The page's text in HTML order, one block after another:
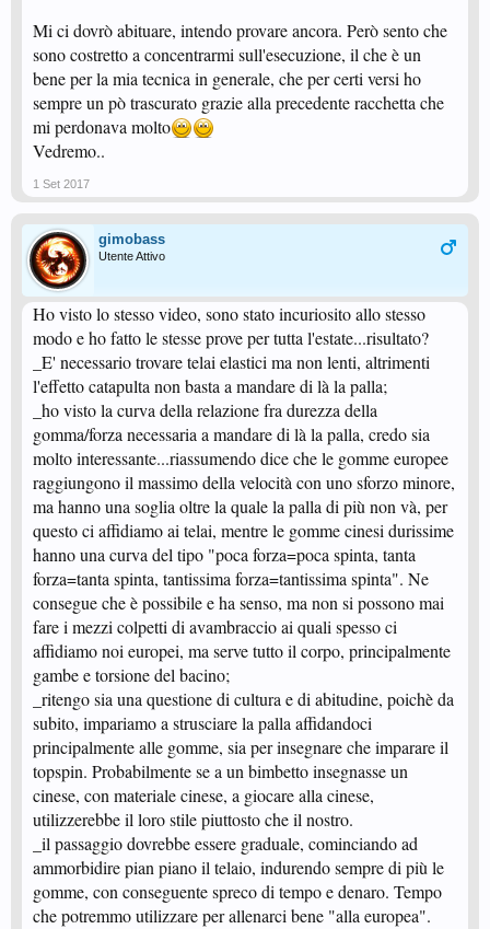
Mi ci dovrò abituare, intendo provare ancora. Però sento che
sono costretto a concentrarmi sull'esecuzione, il che è un
bene per la mia tecnica in generale, che per certi versi ho
sempre un pò trascurato grazie alla precedente racchetta che
mi perdonava molto
Vedremo..
1 Set 2017
gimobass
Utente Attivo
Ho visto lo stesso video, sono stato incuriosito allo stesso
modo e ho fatto le stesse prove per tutta l'estate...risultato?
_E' necessario trovare telai elastici ma non lenti, altrimenti
l'effetto catapulta non basta a mandare di là la palla;
_ho visto la curva della relazione fra durezza della
gomma/forza necessaria a mandare di là la palla, credo sia
molto interessante...riassumendo dice che le gomme europee
raggiungono il massimo della velocità con uno sforzo minore,
ma hanno una soglia oltre la quale la palla di più non và, per
questo ci affidiamo ai telai, mentre le gomme cinesi durissime
hanno una curva del tipo "poca forza=poca spinta, tanta
forza=tanta spinta, tantissima forza=tantissima spinta". Ne
consegue che è possibile e ha senso, ma non si possono mai
fare i mezzi colpetti di avambraccio ai quali spesso ci
affidiamo noi europei, ma serve tutto il corpo, principalmente
gambe e torsione del bacino;
_ritengo sia una questione di cultura e di abitudine, poichè da
subito, impariamo a strusciare la palla affidandoci
principalmente alle gomme, sia per insegnare che imparare il
topspin. Probabilmente se a un bimbetto insegnasse un
cinese, con materiale cinese, a giocare alla cinese,
utilizzerebbe il loro stile piuttosto che il nostro.
_il passaggio dovrebbe essere graduale, cominciando ad
ammorbidire pian piano il telaio, indurendo sempre di più le
gomme, con conseguente spreco di tempo e denaro. Tempo
che potremmo utilizzare per allenarci bene "alla europea".